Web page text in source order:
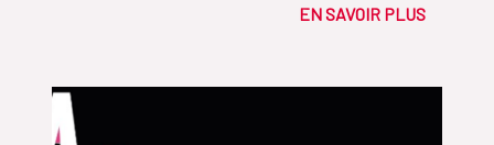
EN SAVOIR PLUS